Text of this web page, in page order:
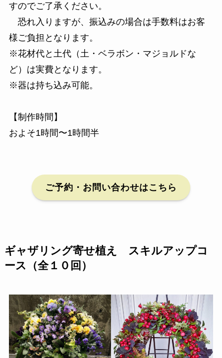
すのでご了承ください。
恐れ入りますが、振込みの場合は手数料はお客
様ご負担となります。
※花材代と土代（土・ベラボン・マジョルドな
ど）は実費となります。
※器は持ち込み可能。
【制作時間】
およそ1時間〜1時間半
ご予約・お問い合わせはこちら
ギャザリング寄せ植え スキルアップコ
ース（全１０回）